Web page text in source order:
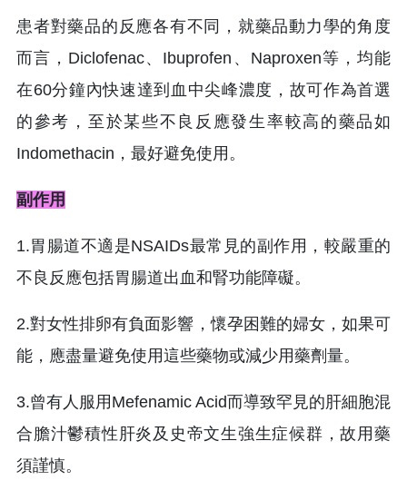
患者對藥品的反應各有不同，就藥品動力學的角度
而言，Diclofenac、Ibuprofen、Naproxen等，均能
在60分鐘內快速達到血中尖峰濃度，故可作為首選
的參考，至於某些不良反應發生率較高的藥品如
Indomethacin，最好避免使用。
副作用
1.胃腸道不適是NSAIDs最常見的副作用，較嚴重的
不良反應包括胃腸道出血和腎功能障礙。
2.對女性排卵有負面影響，懷孕困難的婦女，如果可
能，應盡量避免使用這些藥物或減少用藥劑量。
3.曾有人服用Mefenamic Acid而導致罕見的肝細胞混
合膽汁鬱積性肝炎及史帝文生強生症候群，故用藥
須謹慎。